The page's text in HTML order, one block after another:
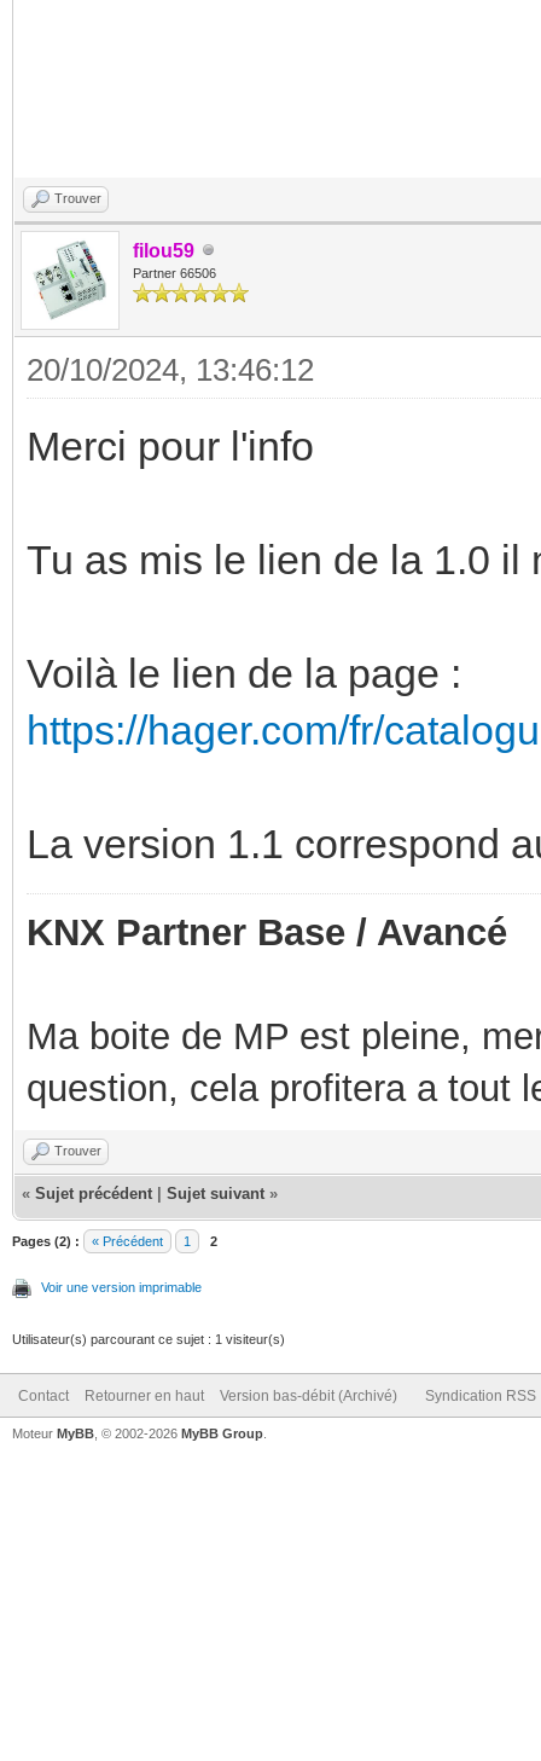
Trouver
filou59
Partner 66506
20/10/2024, 13:46:12
Merci pour l'info
Tu as mis le lien de la 1.0 il
Voilà le lien de la page :
https://hager.com/fr/
La version 1.1 correspond
KNX Partner Base / Avancé
Ma boite de MP est pleine,
question, cela profitera a tout
Trouver
« Sujet précédent Sujet suivant »
Pages (2) : « Précédent 1 2
Voir une version imprimable
Utilisateur(s) parcourant ce sujet : 1 visiteur(s)
Contact Retourner en haut Version bas-débit (Archivé) Syndication RSS
Moteur MyBB , © 2002-2026 MyBB Group